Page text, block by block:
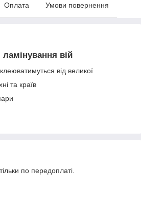
Оплата Умови повернення
вій
від великої
та країв
по передоплаті.